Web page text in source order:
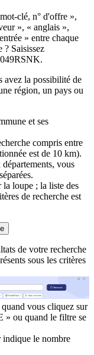
clé, n° d'offre »,
», « anglais »,
» entre chaque
? Saisissez
049RSNK.
avez la possibilité de
région, un pays ou
et ses
compris entre
est de 10 km).
vous
loupe ; la liste des
de recherche est
de votre recherche
sous les critères
vous cliquez sur
ou quand le filtre se
indique le nombre